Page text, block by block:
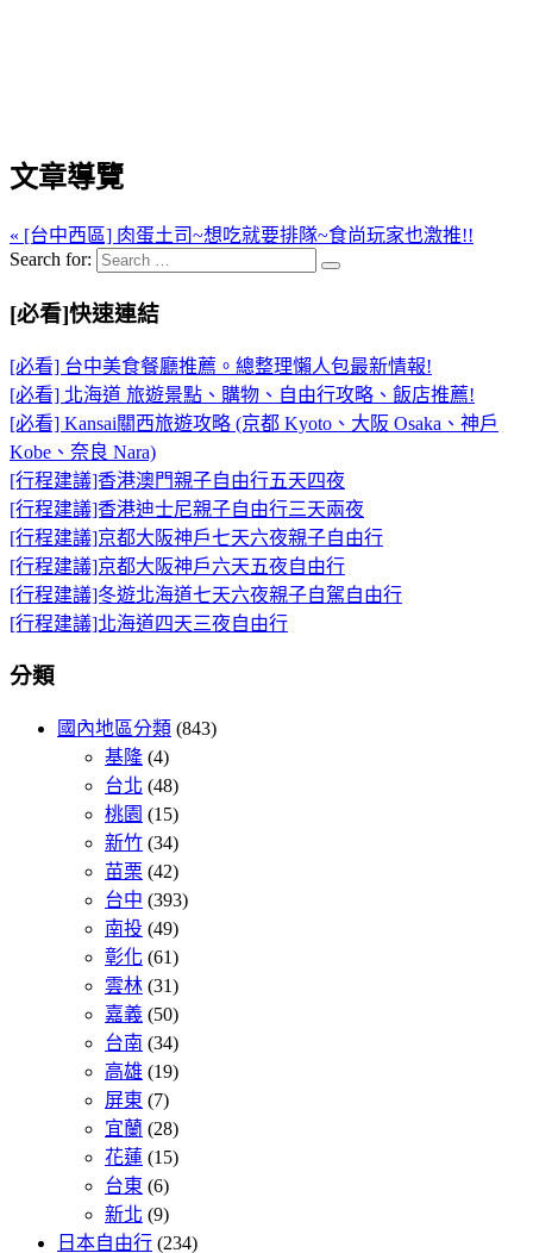
文章導覽
« [台中西區] 肉蛋土司~想吃就要排隊~食尚玩家也激推!!
Search for:
[必看]快速連結
[必看] 台中美食餐廳推薦。總整理懶人包最新情報!
[必看] 北海道 旅遊景點、購物、自由行攻略、飯店推薦!
[必看] Kansai關西旅遊攻略 (京都 Kyoto、大阪 Osaka、神戶
Kobe、奈良 Nara)
[行程建議]香港澳門親子自由行五天四夜
[行程建議]香港迪士尼親子自由行三天兩夜
[行程建議]京都大阪神戶七天六夜親子自由行
[行程建議]京都大阪神戶六天五夜自由行
[行程建議]冬遊北海道七天六夜親子自駕自由行
[行程建議]北海道四天三夜自由行
分類
國內地區分類 (843)
基隆 (4)
台北 (48)
桃園 (15)
新竹 (34)
苗栗 (42)
台中 (393)
南投 (49)
彰化 (61)
雲林 (31)
嘉義 (50)
台南 (34)
高雄 (19)
屏東 (7)
宜蘭 (28)
花蓮 (15)
台東 (6)
新北 (9)
日本自由行 (234)